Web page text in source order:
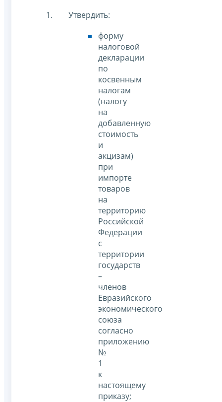
Утвердить:
форму
налоговой
декларации
по
косвенным
налогам
(налогу
на
добавленную
стоимость
и
акцизам)
при
импорте
товаров
на
территорию
Российской
Федерации
с
территории
государств
–
членов
Евразийского
экономического
союза
согласно
приложению
№
1
к
настоящему
приказу;